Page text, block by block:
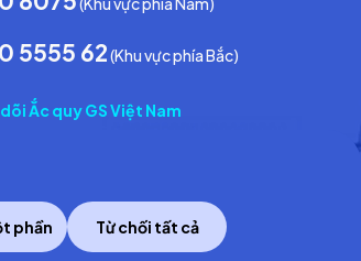
5555 62(Khu vực phía Bắc)
Ắc quy GS Việt Nam
© 2014 GS Battery Vietnam Co., Ltd
phần Từ chối tất cả